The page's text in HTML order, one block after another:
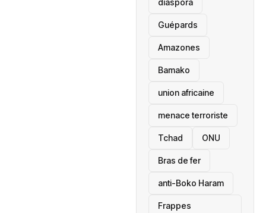
Guépards
Amazones
Bamako
union africaine
menace terroriste
‎Tchad ONU
Bras de fer
anti-Boko Haram
Frappes